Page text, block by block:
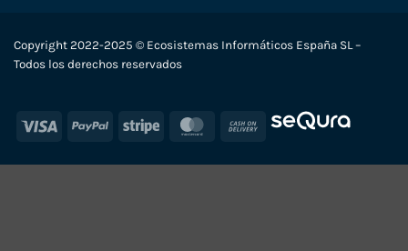
Copyright 2022-2025 © Ecosistemas Informáticos España SL –
Todos los derechos reservados
Visa PayPal Stripe MasterCard
Cash